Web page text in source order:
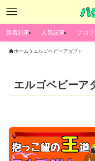
新着記事 人気記事 プロ
ホーム エルゴベビーアダプト
エルゴベビーア